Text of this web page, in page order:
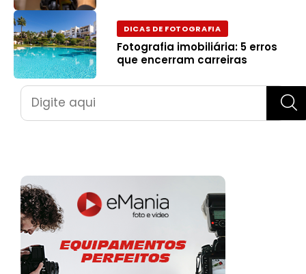
DICAS DE FOTOGRAFIA
Fotografia imobiliária: 5 erros
que encerram carreiras
Pesquisar